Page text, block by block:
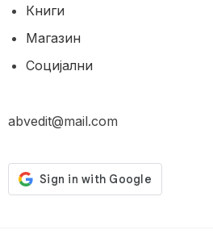
Книги
Магазин
Социјални
abvedit@mail.com